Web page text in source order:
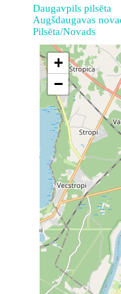
Daugavpils pilsēta
Augšdaugavas
Pilsēta/Novads
+
−